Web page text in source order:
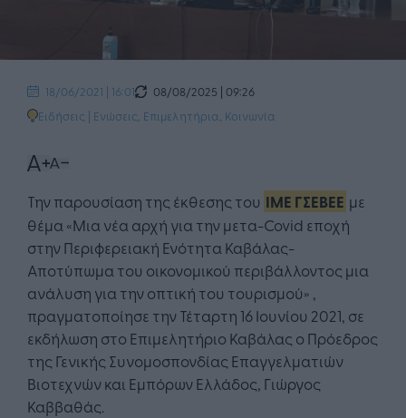
18/06/2021 | 16:01
08/08/2025 | 09:26
Ειδήσεις | Ενώσεις, Επιμελητήρια Κοινωνία
Την παρουσίαση της έκθεσης του ΙΜΕ ΓΣΕΒΕΕ με
θέμα «Μια νέα αρχή για την μετα-Covid εποχή
στην Περιφερειακή Ενότητα Καβάλας-
Αποτύπωμα του οικονομικού περιβάλλοντος μια
ανάλυση για την οπτική του τουρισμού» ,
πραγματοποίησε την Τέταρτη 16 Ιουνίου 2021, σε
εκδήλωση στο Επιμελητήριο Καβάλας ο Πρόεδρος
της Γενικής Συνομοσπονδίας Επαγγελματιών
Βιοτεχνών και Εμπόρων Ελλάδος, Γιώργος
Καββαθάς.